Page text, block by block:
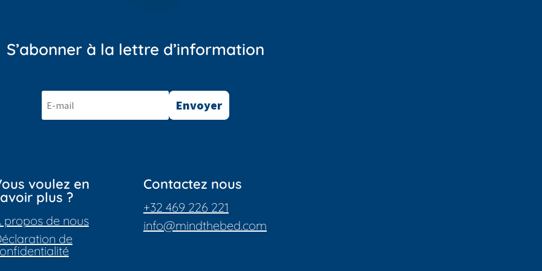
S’abonner à la lettre d’information
Envoyer
voulez en
plus ?
propos de nous
de
Contactez nous
+32 469 226 221
info@mindthebed.com